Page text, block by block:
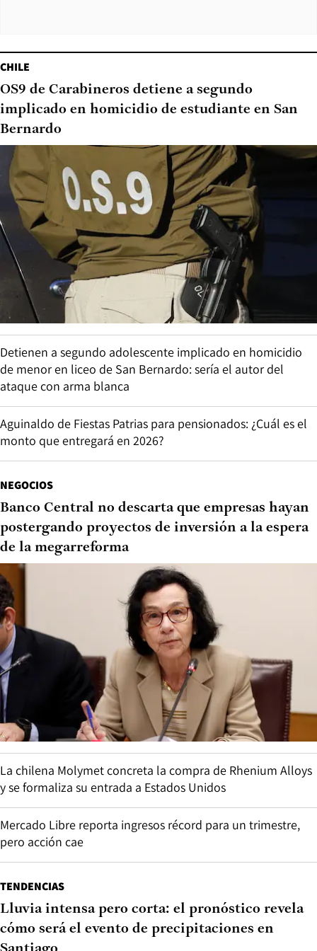
CHILE
OS9 de Carabineros detiene a segundo
implicado en homicidio de estudiante en San
Bernardo
Detienen a segundo adolescente implicado en homicidio
de menor en liceo de San Bernardo: sería el autor del
ataque con arma blanca
Aguinaldo de Fiestas Patrias para pensionados: ¿Cuál es el
monto que entregará en 2026?
NEGOCIOS
Banco Central no descarta que empresas hayan
postergando proyectos de inversión a la espera
de la megarreforma
La chilena Molymet concreta la compra de Rhenium Alloys
y se formaliza su entrada a Estados Unidos
Mercado Libre reporta ingresos récord para un trimestre,
pero acción cae
TENDENCIAS
Lluvia intensa pero corta: el pronóstico revela
cómo será el evento de precipitaciones en